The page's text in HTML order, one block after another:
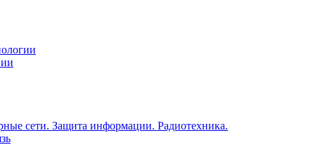
сети. Защита информации. Радиотехника.